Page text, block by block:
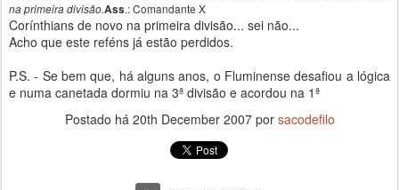
na primeira divisão.Ass.: Comandante X
Corínthians de novo na primeira divisão... sei não...
Acho que este reféns já estão perdidos.
P.S. - Se bem que, há alguns anos, o Fluminense desafiou a lógica
e numa canetada dormiu na 3ª divisão e acordou na 1ª
Postado há 20th December 2007por sacodefilo